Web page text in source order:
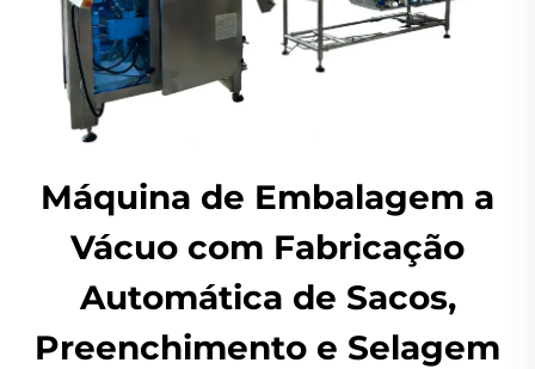
Máquina de Embalagem a
Vácuo com Fabricação
Automática de Sacos,
Preenchimento e Selagem